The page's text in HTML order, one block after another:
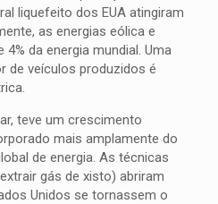
liquefeito dos EUA atingiram
as energias eólica e
da energia mundial. Uma
de veículos produzidos é
teve um crescimento
mais amplamente do
de energia. As técnicas
gás de xisto) abriram
Unidos se tornassem o